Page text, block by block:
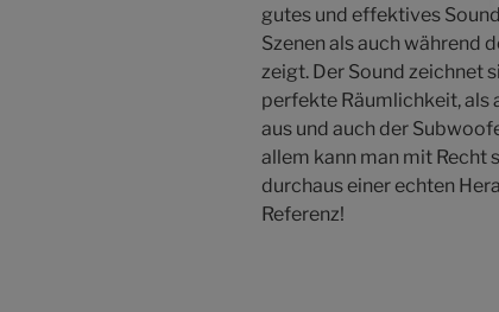
gutes und effektives
Szenen als auch während
zeigt. Der Sound zeichnet
perfekte Räumlichkeit, als
aus und auch der
allem kann man mit Recht
durchaus einer echten
Referenz!